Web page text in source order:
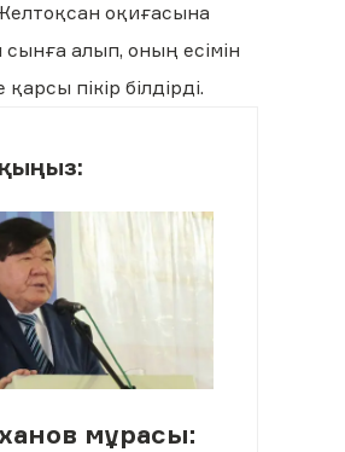
оқиғасына
алып, оның есімін
пікір білдірді.
мұрасы: